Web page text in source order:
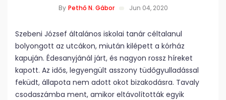
By Pethő N. Gábor Jun 04, 2020
Szebeni József általános iskolai tanár céltalanul
bolyongott az utcákon, miután kilépett a kórház
kapuján. Édesanyjánál járt, és nagyon rossz híreket
kapott. Az idős, legyengült asszony tüdőgyulladással
feküdt, állapota nem adott okot bizakodásra. Tavaly
csodaszámba ment, amikor eltávolították egyik